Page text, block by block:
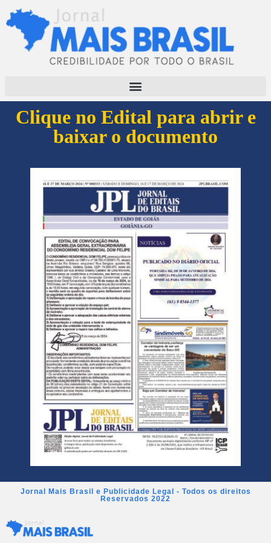
Clique no Edital para abrir e
baixar o documento
Jornal Mais Brasil e Publicidade Legal - Todos os direitos
Reservados 2022